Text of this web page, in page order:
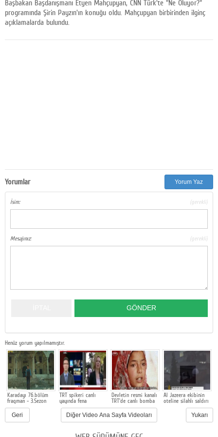
Facebook
SOSYAL MEDYA
Twitter
Google Plus
Başbakan Başdanışmanı Etyen Mahçupyan, CNN Türk'te "Ne Oluyor?"
programında Şirin Payzın'ın konuğu oldu. Mahçupyan birbirinden ilginç
açıklamalarda bulundu.
Yorumlar Yorum Yaz
İsim: (gerekli)
Mesajınız: (gerekli)
Henüz yorum yapılmamıştır.
Karadayı 76.bölüm
fragman - 3.Sezon
TRT spikeri canlı
yayında fena
yakalandı
Devletin resmi kanalı
TRT'de canlı bomba
propagandası
yapıldı. TRT Belgesel,
kanalında skandal
görüntülere yer
Al Jazeera ekibinin
oteline silahlı saldırı
Geri Diğer Video Ana Sayfa Videoları Yukarı